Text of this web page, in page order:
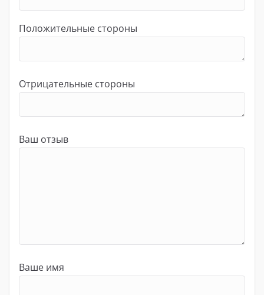
Положительные стороны
Отрицательные стороны
Ваш отзыв
Ваше имя